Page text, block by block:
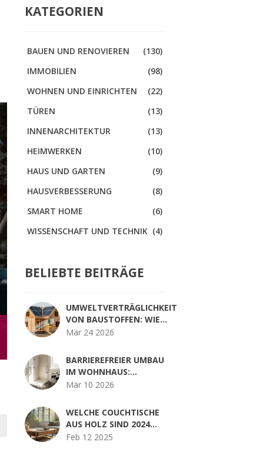
KATEGORIEN
BAUEN UND RENOVIEREN
(130)
IMMOBILIEN
(98)
WOHNEN UND EINRICHTEN
(22)
TÜREN
(13)
INNENARCHITEKTUR
(13)
HEIMWERKEN
(10)
HAUS UND GARTEN
(9)
HAUSVERBESSERUNG
(8)
SMART HOME
(6)
WISSENSCHAFT UND TECHNIK (4)
BELIEBTE BEITRÄGE
UMWELTVERTRÄGLICHKEIT
VON BAUSTOFFEN: WIE
SIEGEL UND ÖKOBILANZ
ENTSCHEIDEN
Mär 24 2026
BARRIEREFREIER UMBAU
IM WOHNHAUS:
ANFORDERUNGEN,
FÖRDERUNG
Mär 10 2026
WELCHE COUCHTISCHE
AUS HOLZ SIND 2024
MODERN?
Feb 12 2025